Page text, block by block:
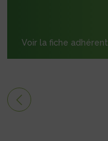
Voir la fiche adhérent